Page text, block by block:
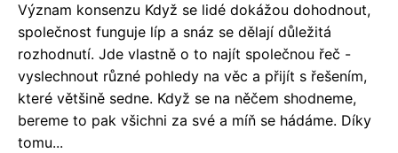
Význam konsenzu Když se lidé dokážou dohodnout,
společnost funguje líp a snáz se dělají důležitá
rozhodnutí. Jde vlastně o to najít společnou řeč -
vyslechnout různé pohledy na věc a přijít s řešením,
které většině sedne. Když se na něčem shodneme,
bereme to pak všichni za své a míň se hádáme. Díky
tomu...